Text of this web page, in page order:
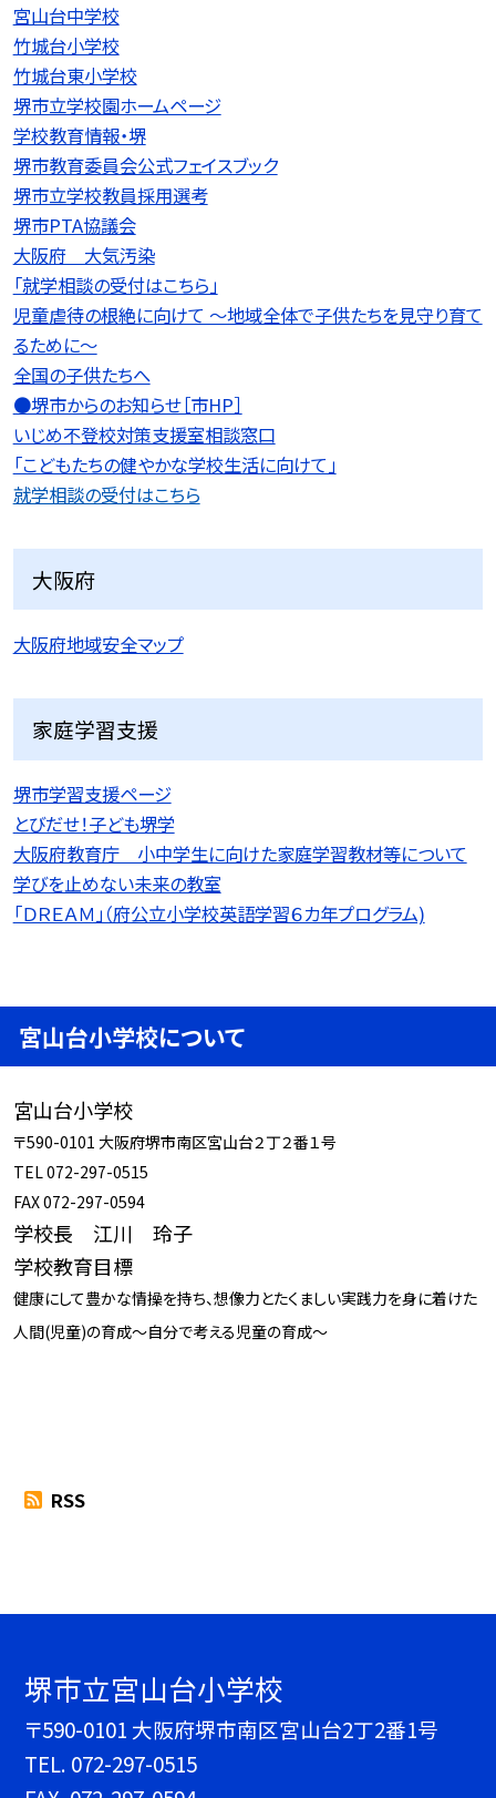
宮山台中学校
竹城台小学校
竹城台東小学校
堺市立学校園ホームページ
学校教育情報・堺
堺市教育委員会公式フェイスブック
堺市立学校教員採用選考
堺市PTA協議会
大阪府 大気汚染
「就学相談の受付はこちら」
児童虐待の根絶に向けて 〜地域全体で子供たちを見守り育て
るために〜
全国の子供たちへ
●堺市からのお知らせ［市HP］
いじめ不登校対策支援室相談窓口
「こどもたちの健やかな学校生活に向けて」
就学相談の受付はこちら
大阪府
大阪府地域安全マップ
家庭学習支援
堺市学習支援ページ
とびだせ！子ども堺学
大阪府教育庁 小中学生に向けた家庭学習教材等について
学びを止めない未来の教室
「ＤＲＥＡＭ」（府公立小学校英語学習６カ年プログラム)
宮山台小学校について
宮山台小学校
〒590-0101 大阪府堺市南区宮山台２丁２番１号
TEL 072-297-0515
FAX 072-297-0594
学校長 江川 玲子
学校教育目標
健康にして豊かな情操を持ち、想像力とたくましい実践力を身に着けた
人間(児童)の育成～自分で考える児童の育成～
RSS
堺市立宮山台小学校
〒590-0101 大阪府堺市南区宮山台2丁2番1号
TEL. 072-297-0515